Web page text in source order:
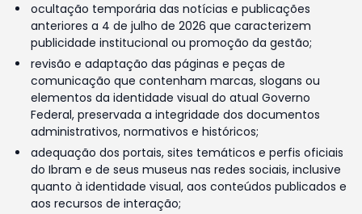
ocultação temporária das notícias e publicações
anteriores a 4 de julho de 2026 que caracterizem
publicidade institucional ou promoção da gestão;
revisão e adaptação das páginas e peças de
comunicação que contenham marcas, slogans ou
elementos da identidade visual do atual Governo
Federal, preservada a integridade dos documentos
administrativos, normativos e históricos;
adequação dos portais, sites temáticos e perfis oficiais
do Ibram e de seus museus nas redes sociais, inclusive
quanto à identidade visual, aos conteúdos publicados e
aos recursos de interação;